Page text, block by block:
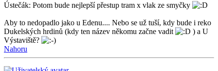
Ústečák: Potom bude nejlepší přestup tram x vlak ze smyčky
Aby to nedopadlo jako u Edenu.... Nebo se už tuší, kdy bude i reko
Dukelských hrdinů (kdy ten název někomu začne vadit
) a U
Výstaviště?
Nahoru